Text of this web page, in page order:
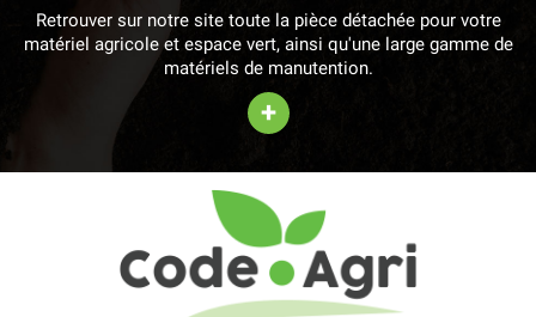
Retrouver sur notre site toute la pièce détachée pour votre
matériel agricole et espace vert, ainsi qu'une large gamme de
matériels de manutention.
+